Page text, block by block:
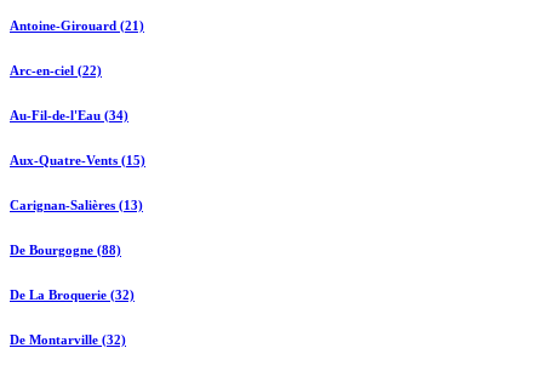
Antoine-Girouard (21)
Arc-en-ciel (22)
Au-Fil-de-l'Eau (34)
Aux-Quatre-Vents (15)
Carignan-Salières (13)
De Bourgogne (88)
De La Broquerie (32)
De Montarville (32)